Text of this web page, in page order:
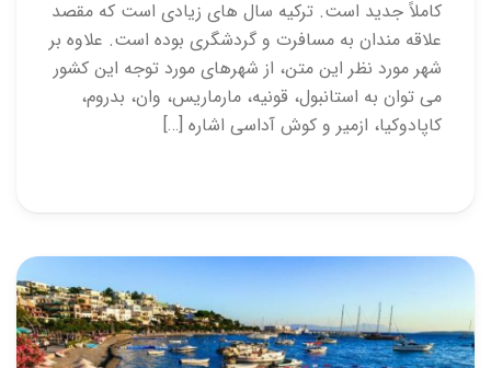
کاملاً جدید است. ترکیه سال های زیادی است که مقصد
علاقه مندان به مسافرت و گردشگری بوده است. علاوه بر
شهر مورد نظر این متن، از شهرهای مورد توجه این کشور
می توان به استانبول، قونیه، مارماریس، وان، بدروم،
کاپادوکیا، ازمیر و کوش آداسی اشاره […]